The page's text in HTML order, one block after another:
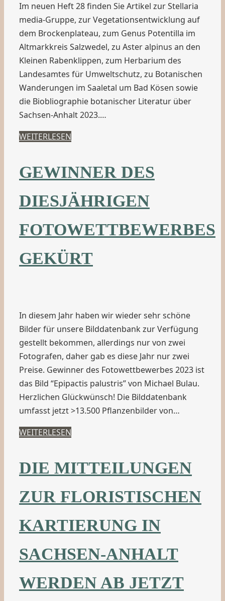
Im neuen Heft 28 finden Sie Artikel zur Stellaria
media-Gruppe, zur Vegetationsentwicklung auf
dem Brockenplateau, zum Genus Potentilla im
Altmarkkreis Salzwedel, zu Aster alpinus an den
Kleinen Rabenklippen, zum Herbarium des
Landesamtes für Umweltschutz, zu Botanischen
Wanderungen im Saaletal um Bad Kösen sowie
die Biobliographie botanischer Literatur über
Sachsen-Anhalt 2023.…
WEITERLESEN
GEWINNER DES
DIESJÄHRIGEN
FOTOWETTBEWERBES
GEKÜRT
In diesem Jahr haben wir wieder sehr schöne
Bilder für unsere Bilddatenbank zur Verfügung
gestellt bekommen, allerdings nur von zwei
Fotografen, daher gab es diese Jahr nur zwei
Preise. Gewinner des Fotowettbewerbes 2023 ist
das Bild “Epipactis palustris” von Michael Bulau.
Herzlichen Glückwünsch! Die Bilddatenbank
umfasst jetzt >13.500 Pflanzenbilder von…
WEITERLESEN
DIE MITTEILUNGEN
ZUR FLORISTISCHEN
KARTIERUNG IN
SACHSEN-ANHALT
WERDEN AB JETZT